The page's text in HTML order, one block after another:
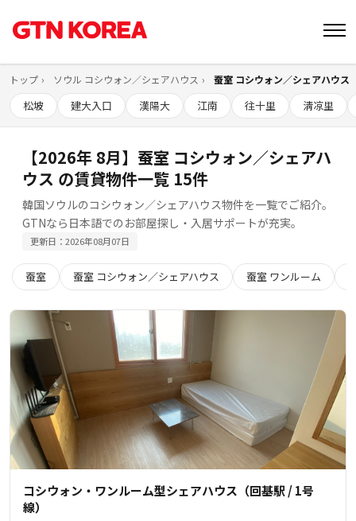
トップ ソウル コシウォン／シェアハウス 蚕室 コシウォン／シェアハウス
松坡 建大入口 漢陽大 江南 往十里 淸凉里
【2026年 8月】蚕室 コシウォン／シェアハ
ウス の賃貸物件一覧 15件
韓国ソウルのコシウォン／シェアハウス物件を一覧でご紹介。
GTNなら日本語でのお部屋探し・入居サポートが充実。
更新日：2026年08月07日
蚕室 蚕室 コシウォン／シェアハウス 蚕室 ワンルーム
コシウォン・ワンルーム型シェアハウス（回基駅 / 1号
線）